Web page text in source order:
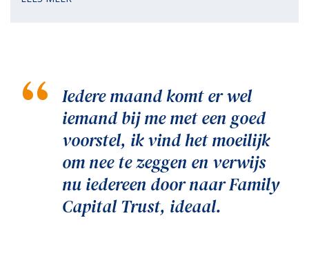
Iedere maand komt er wel
iemand bij me met een goed
voorstel, ik vind het moeilijk
om nee te zeggen en verwijs
nu iedereen door naar Family
Capital Trust, ideaal.